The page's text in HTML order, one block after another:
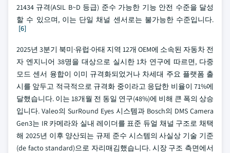
21434 규격(ASIL B~D 등급) 준수 가능한 기능 안전 수준을 달성
할 수 있으며, 이는 단일 채널 센서로는 불가능한 수준입니다.
[6]
2025년 3분기 북미·유럽·아태 지역 12개 OEM에 소속된 자동차 전
자 엔지니어 38명을 대상으로 실시한 1차 연구에 따르면, 다중
모드 센서 융합이 이미 규격화되었거나 차세대 주요 플랫폼 출
시를 앞두고 적극적으로 규격화 중이라고 응답한 비율이 71%에
달했습니다. 이는 18개월 전 동일 연구(48%)에 비해 큰 폭의 상승
입니다. Valeo의 SurRound Eyes 시스템과 Bosch의 DMS Camera
Gen3는 IR 카메라와 실내 레이더를 표준 듀얼 채널 구조로 채택
해 2025년 이후 양산되는 규제 준수 시스템의 사실상 기술 기준
(de facto standard)으로 자리매김했습니다. 시장 구조 측면에서